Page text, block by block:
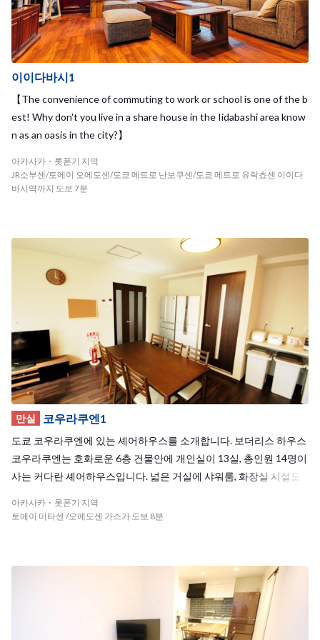
이이다바시1
【The convenience of commuting to work or school is one of the b
est! Why don't you live in a share house in the Iidabashi area know
n as an oasis in the city?】
아카사카・롯폰기 지역
JR소부센/토에이 오에도센/도쿄 메트로 난보쿠센/도쿄 메트로 유락쵸센 이이다
바시역까지 도보 7분
만실 코우라쿠엔1
도쿄 코우라쿠엔에 있는 셰어하우스를 소개합니다. 보더리스 하우스
코우라쿠엔는 호화로운 6층 건물안에 개인실이 13실, 총인원 14명이
사는 커다란 셰어하우스입니다. 넓은 거실에 샤워룸, 화장실 시설도
는 최적의 입지인지라 예약이 끊이질 않습니다. 도쿄의 한 가운데에
아카사카・롯폰기 지역
토에이 미타센 /오에도센 가스가 도보 8분